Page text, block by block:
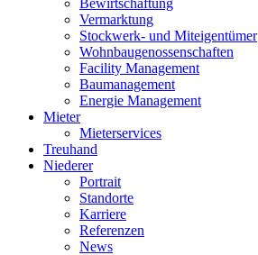
Bewirtschaftung
Vermarktung
Stockwerk- und Miteigentümer
Wohnbaugenossenschaften
Facility Management
Baumanagement
Energie Management
Mieter
Mieterservices
Treuhand
Niederer
Portrait
Standorte
Karriere
Referenzen
News